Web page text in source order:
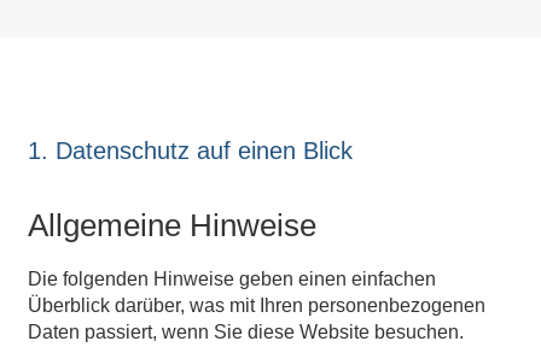
1. Datenschutz auf einen Blick
Allgemeine Hinweise
Die folgenden Hinweise geben einen einfachen
Überblick darüber, was mit Ihren personenbezogenen
Daten passiert, wenn Sie diese Website besuchen.